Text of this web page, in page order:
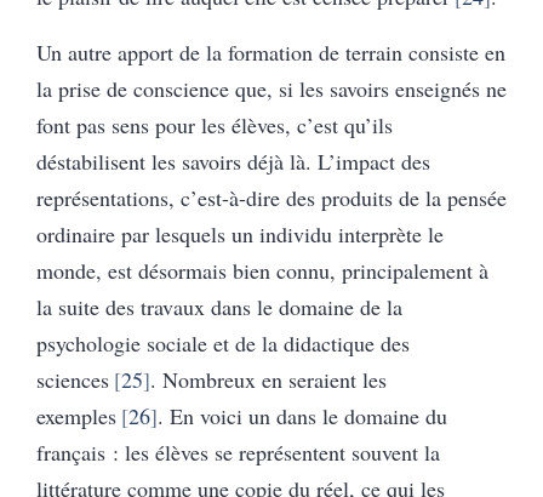
Un autre apport de la formation de terrain consiste en
la prise de conscience que, si les savoirs enseignés ne
font pas sens pour les élèves, c’est qu’ils
déstabilisent les savoirs déjà là. L’impact des
représentations, c’est-à-dire des produits de la pensée
ordinaire par lesquels un individu interprète le
monde, est désormais bien connu, principalement à
la suite des travaux dans le domaine de la
psychologie sociale et de la didactique des
sciences 25 . Nombreux en seraient les
exemples 26 . En voici un dans le domaine du
français : les élèves se représentent souvent la
littérature comme une copie du réel, ce qui les